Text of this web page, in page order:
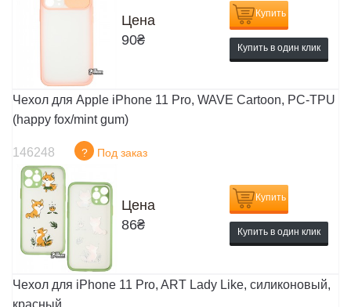
Цена
90₴
Купить
Купить в один клик
Чехол для Apple iPhone 11 Pro, WAVE Cartoon, PC-TPU
(happy fox/mint gum)
146248 ? Под заказ
Цена
86₴
Купить
Купить в один клик
Чехол для iPhone 11 Pro, ART Lady Like, силиконовый,
красный